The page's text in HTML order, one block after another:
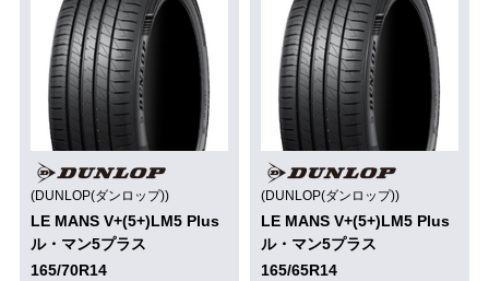
(DUNLOP(ダンロップ))
LE MANS V+(5+)LM5 Plus
ル・マン5プラス
165/70R14
(DUNLOP(ダンロップ))
LE MANS V+(5+)LM5 Plus
ル・マン5プラス
165/65R14